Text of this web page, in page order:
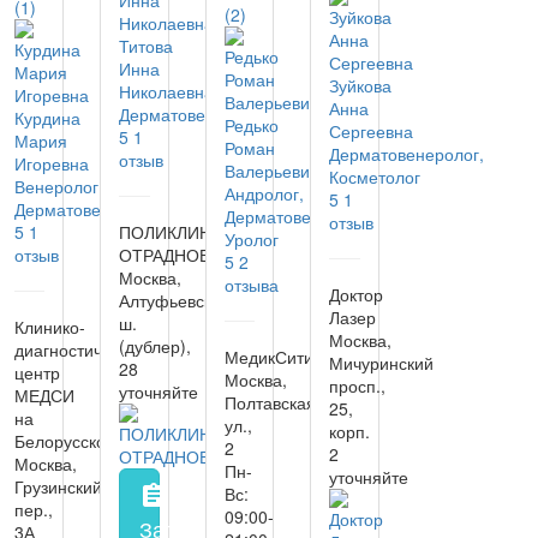
(1)
Курдина
Мария
Игоревна
Венеролог,
Дерматовенеролог
5 1
отзыв
Клинико-
диагностический
центр
МЕДСИ
на
Белорусской
Москва,
Грузинский
пер.,
3А
Титова
Инна
Николаевна
Дерматовенеролог
5 1
отзыв
ПОЛИКЛИНИКА
ОТРАДНОЕ
Москва,
Алтуфьевское
ш.
(дублер),
28
уточняйте
assignment
Запись на прием заполнить форму
(2)
Редько
Роман
Валерьевич
Андролог,
Дерматовенеролог,
Уролог
5 2
отзыва
МедикСити
Москва,
Полтавская
ул.,
2
Пн-
Вс:
09:00-
Зуйкова
Анна
Сергеевна
Дерматовенеролог,
Косметолог
5 1
отзыв
Доктор
Лазер
Москва,
Мичуринский
просп.,
25,
корп.
2
уточняйте